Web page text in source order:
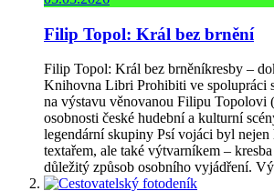
Filip Topol: Král bez brnění
Filip Topol: Král bez brněníkresby –
Knihovna Libri Prohibiti ve spolupráci
na výstavu věnovanou Filipu Topolovi
osobnosti české hudební a kulturní
legendární skupiny Psí vojáci byl nejen
textařem, ale také výtvarníkem –
důležitý způsob osobního vyjádření.